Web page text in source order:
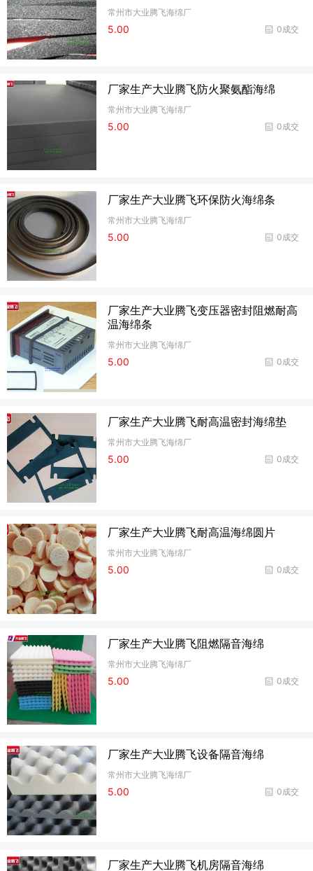
常州市大业腾飞海绵厂
0成交
5.00
厂家生产大业腾飞防火聚氨酯海绵
常州市大业腾飞海绵厂
0成交
5.00
厂家生产大业腾飞环保防火海绵条
常州市大业腾飞海绵厂
0成交
5.00
厂家生产大业腾飞变压器密封阻燃耐高
温海绵条
常州市大业腾飞海绵厂
0成交
5.00
厂家生产大业腾飞耐高温密封海绵垫
常州市大业腾飞海绵厂
0成交
5.00
厂家生产大业腾飞耐高温海绵圆片
常州市大业腾飞海绵厂
0成交
5.00
厂家生产大业腾飞阻燃隔音海绵
常州市大业腾飞海绵厂
0成交
5.00
厂家生产大业腾飞设备隔音海绵
常州市大业腾飞海绵厂
0成交
5.00
厂家生产大业腾飞机房隔音海绵